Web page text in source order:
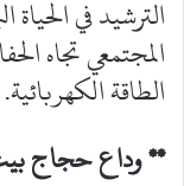
الترشيد في
المجتمعي تجاه
الطاقة الكهربائية.
** وداع حجاج